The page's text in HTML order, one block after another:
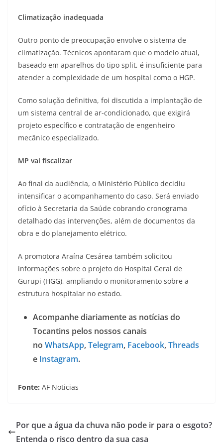
Climatização inadequada
Outro ponto de preocupação envolve o sistema de
climatização. Técnicos apontaram que o modelo atual,
baseado em aparelhos do tipo split, é insuficiente para
atender a complexidade de um hospital como o HGP.
Como solução definitiva, foi discutida a implantação de
um sistema central de ar-condicionado, que exigirá
projeto específico e contratação de engenheiro
mecânico especializado.
MP vai fiscalizar
Ao final da audiência, o Ministério Público decidiu
intensificar o acompanhamento do caso. Será enviado
ofício à Secretaria da Saúde cobrando cronograma
detalhado das intervenções, além de documentos da
obra e do planejamento elétrico.
A promotora Araína Cesárea também solicitou
informações sobre o projeto do Hospital Geral de
Gurupi (HGG), ampliando o monitoramento sobre a
estrutura hospitalar no estado.
Acompanhe diariamente as notícias do
Tocantins pelos nossos canais
no WhatsApp,Telegram, Facebook,Threads
e Instagram.
Fonte: AF Noticias
Por que a água da chuva não pode ir para o esgoto?
Entenda o risco dentro da sua casa